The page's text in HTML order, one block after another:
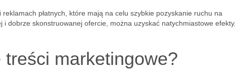
reklamach płatnych, które mają na celu szybkie pozyskanie ruchu na
dobrze skonstruowanej ofercie, można uzyskać natychmiastowe efekty,
marketingowe?